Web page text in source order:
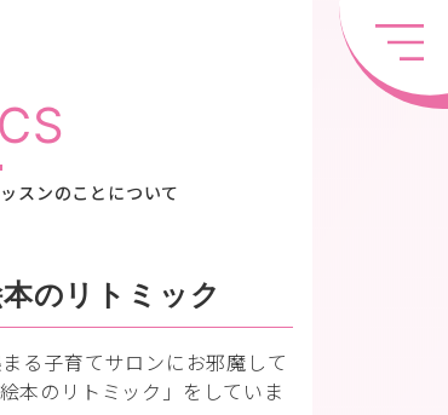
スンのことについて
のリトミック
る子育てサロンにお邪魔して
本のリトミック」をしていま